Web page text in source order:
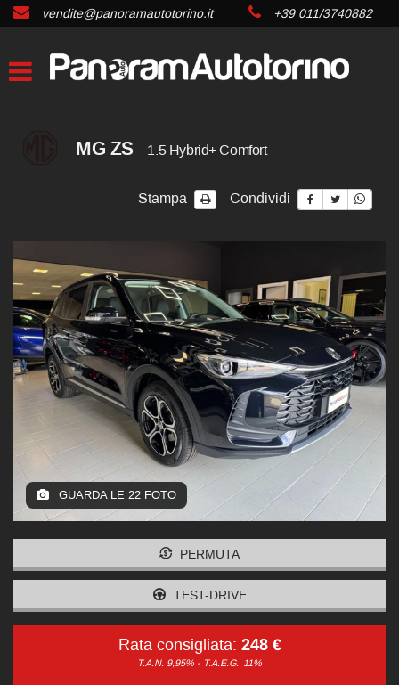
vendite@panoramautotorino.it +39 011/3740882
MG ZS 1.5 Hybrid+ Comfort
Stampa Condividi
GUARDA LE 22 FOTO
PERMUTA
TEST-DRIVE
Rata consigliata: 248 €
T.A.N. 9,95% - T.A.E.G. 11%